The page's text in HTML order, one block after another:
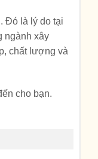
Đó là lý do tại
ngành xây
chất lượng và
cho bạn.